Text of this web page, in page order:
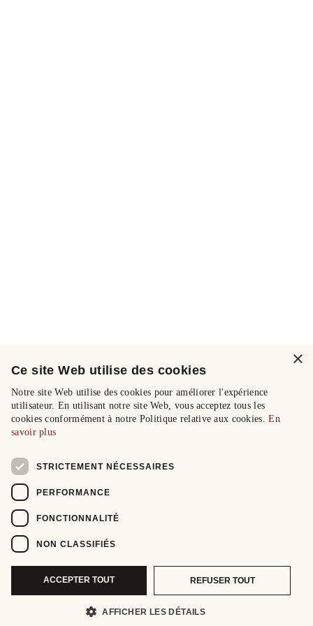
×
Ce site Web utilise des cookies
Notre site Web utilise des cookies pour améliorer l'expérience
utilisateur. En utilisant notre site Web, vous acceptez tous les
cookies conformément à notre Politique relative aux cookies.En
savoir plus
STRICTEMENT NÉCESSAIRES
PERFORMANCE
FONCTIONNALITÉ
NON CLASSIFIÉS
ACCEPTER TOUT REFUSER TOUT
AFFICHER LES DÉTAILS